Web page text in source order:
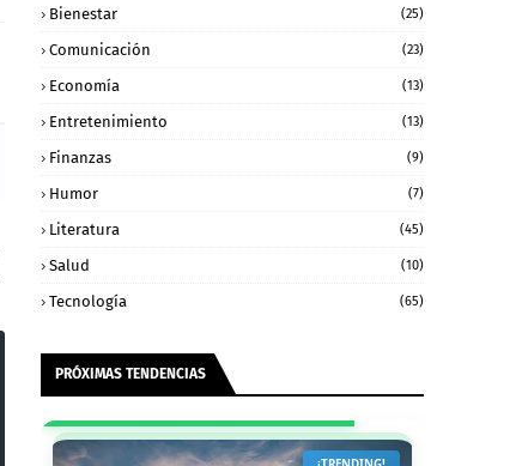
Bienestar (25)
Comunicación (23)
Economía (13)
Entretenimiento (13)
Finanzas (9)
Humor (7)
Literatura (45)
Salud (10)
Tecnología (65)
PRÓXIMAS TENDENCIAS